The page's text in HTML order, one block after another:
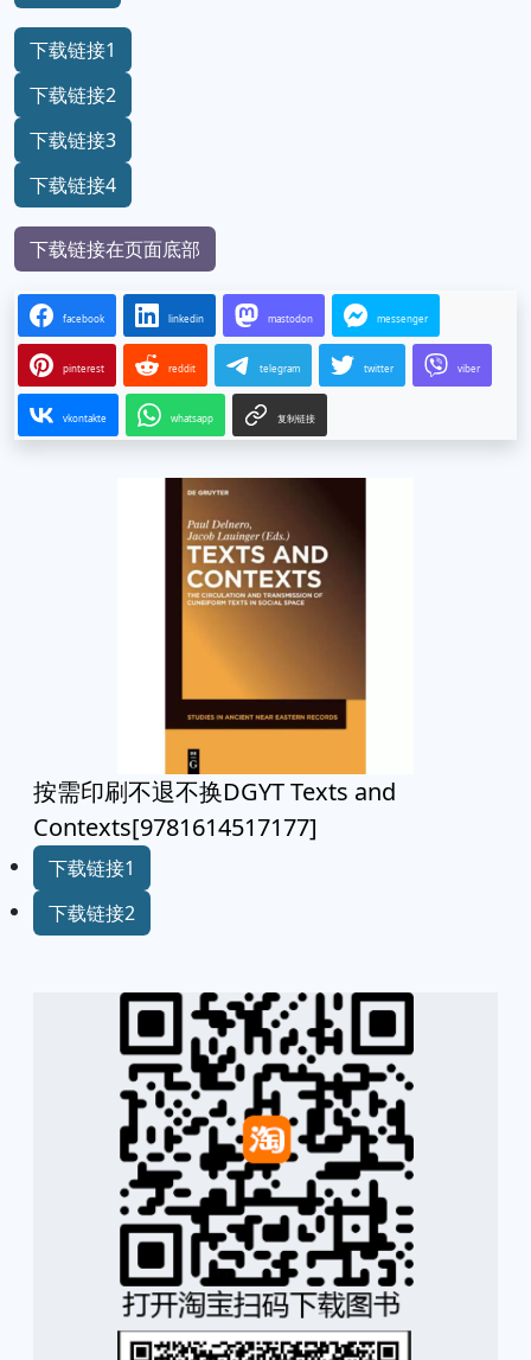
下载链接1
下载链接2
下载链接3
下载链接4
下载链接在页面底部
facebook linkedin mastodon messenger
pinterest reddit telegram twitter viber
vkontakte whatsapp 复制链接
按需印刷不退不换DGYT Texts and
Contexts[9781614517177]
下载链接1
下载链接2